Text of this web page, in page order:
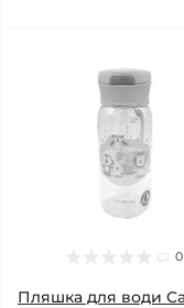
0
Пляшка для води